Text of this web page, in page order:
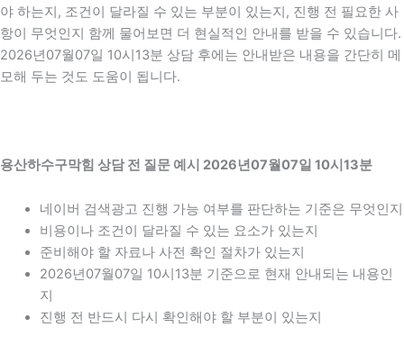
야 하는지, 조건이 달라질 수 있는 부분이 있는지, 진행 전 필요한 사
항이 무엇인지 함께 물어보면 더 현실적인 안내를 받을 수 있습니다.
2026년07월07일 10시13분 상담 후에는 안내받은 내용을 간단히 메
모해 두는 것도 도움이 됩니다.
용산하수구막힘 상담 전 질문 예시 2026년07월07일 10시13분
네이버 검색광고 진행 가능 여부를 판단하는 기준은 무엇인지
비용이나 조건이 달라질 수 있는 요소가 있는지
준비해야 할 자료나 사전 확인 절차가 있는지
2026년07월07일 10시13분 기준으로 현재 안내되는 내용인
지
진행 전 반드시 다시 확인해야 할 부분이 있는지